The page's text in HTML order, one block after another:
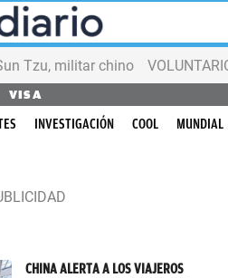
Tzu, militar chino
VISA
INVESTIGACIÓN COOL MUNDIAL
CHINA ALERTA A LOS VIAJEROS